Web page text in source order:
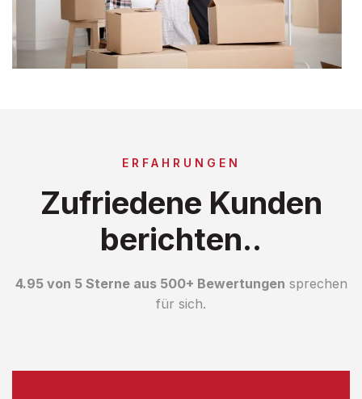
ERFAHRUNGEN
Zufriedene Kunden
berichten..
4.95 von 5 Sterne aus 500+ Bewertungen sprechen
für sich.